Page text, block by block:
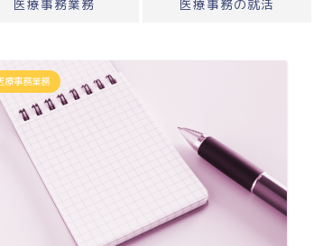
医療事務業務 医療事務の就活
療事務業務